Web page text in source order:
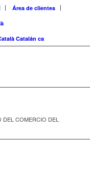
Área de clientes
Catalán ca
COMERCIO DEL